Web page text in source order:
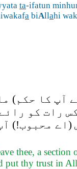
ta-ifatun
a biAllahi
آپ کا حکم)
رات کو
محبوب!)
thee, a
thy trust in